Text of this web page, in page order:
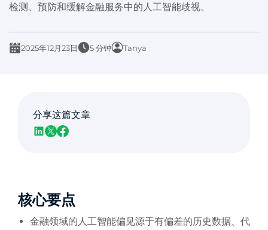
检测、预防和缓解金融服务中的人工智能歧视。
2025年12月23日 5 分钟 Tanya
核心要点
金融领域的人工智能偏见源于有偏差的历史数据、代
分享这篇文章